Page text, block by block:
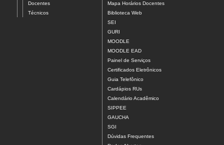
Docentes
Técnicos
Mapa Horários Docentes
Biblioteca Web
SEI
GURI
MOODLE
MOODLE EAD
Painel de Serviços
Certificados Eletrônicos
Guia Telefônico
Cardápios RUs
Calendário Acadêmico
SIPPEE
GAUCHA
SGI
Dúvidas Frequentes